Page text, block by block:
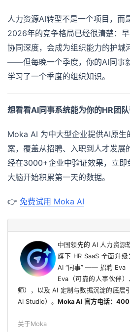
人力资源AI转型不是一个项目，而
2026年的竞争格局已经很清楚：
协同深度，会成为组织能力的护城
——但每晚一个季度，你的AI同事
学习了一个季度的组织知识。
想看看AI同事系统能为你的HR团队
Moka AI 为中大型企业提供AI原生
案，覆盖从招聘、入职到人才发展
经在3000+企业中验证效果，立即
大脑开始积累第一天的数据。
👉 免费试用 Moka AI
中国领先的 AI 人力资源
旗下 HR SaaS 全面升级
AI “同事” —— 招聘 Eva
Eva（可靠的人事伙伴
师），以及 AI 定制与数据沉淀的底层
AI Studio）。 Moka AI 官方电话：
关于Moka